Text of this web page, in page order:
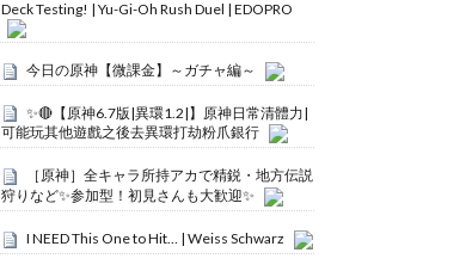
Deck Testing! | Yu-Gi-Oh Rush Duel | EDOPRO
今日の原神【微課金】～ガチャ編～
✨🔴【原神6.7版|異環1.2|】原神日常清體力|
可能玩其他遊戲之後去異環打劫粉爪銀行
［原神］全キャラ所持アカで精鋭・地方伝説
狩りなど✨参加型！初見さんも大歓迎✨
I NEED This One to Hit… | Weiss Schwarz